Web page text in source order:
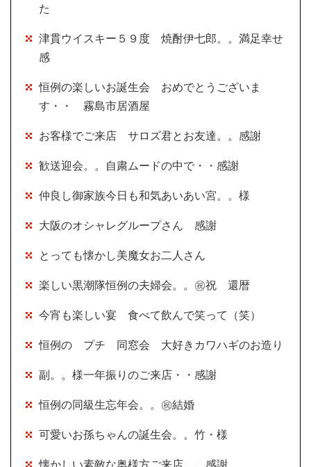
た
津貫ウイスキー５９度 焼酎伊七郎。。満足幸せ
感
恒例の楽しいお誕生会 おめでとうございま
す・・ 霧島市居酒屋
お客様でご来店 サロズ君とお友達。。感謝
歓送迎会。。自粛ムードの中で・・感謝
仲良し御家族今日も和気あいあい宮。。様
大阪のオシャレグループさん 感謝
とっても懐かし美魔女お二人さん
楽しい黒潮隊恒例の夫婦会。。㊗祝 還暦
今宵も楽しい宴 食べて飲んで笑って（笑）
恒例の プチ 同窓会 大好きカワハギのお造り
副。。様一年振りのご来店・・感謝
恒例の同級生忘年会。。㊗結婚
可愛いお孫ちゃんの誕生会。。竹・様
懐かしい素敵な奥様方ご来店。。感謝